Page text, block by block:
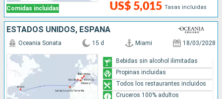
Comidas incluidas US$ 5,015 Tasas incluidas
ESTADOS UNIDOS, ESPAÑA
Oceania Sonata 15 d Miami 18/03/2028
Bebidas sin alcohol ilimitadas
Propinas incluidas
Todos los restaurantes incluidos
Cruceros 100% adultos